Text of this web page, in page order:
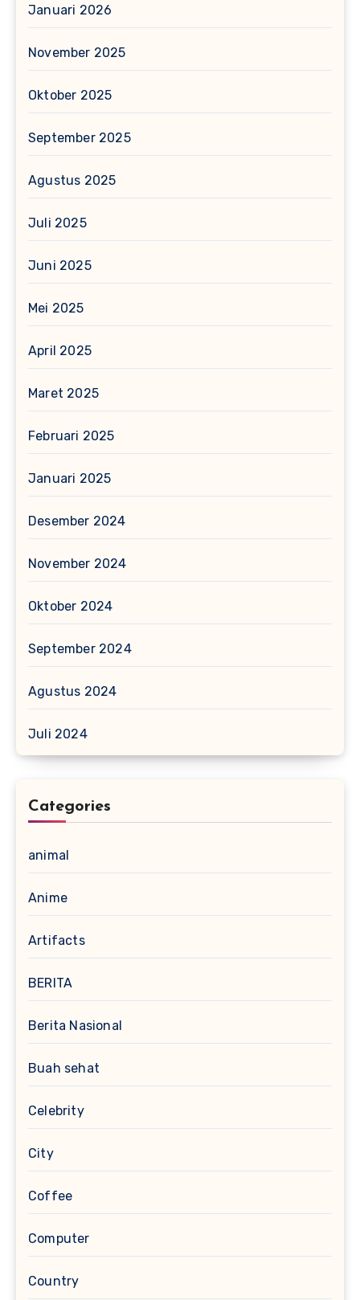
Januari 2026
November 2025
Oktober 2025
September 2025
Agustus 2025
Juli 2025
Juni 2025
Mei 2025
April 2025
Maret 2025
Februari 2025
Januari 2025
Desember 2024
November 2024
Oktober 2024
September 2024
Agustus 2024
Juli 2024
Categories
animal
Anime
Artifacts
BERITA
Berita Nasional
Buah sehat
Celebrity
City
Coffee
Computer
Country